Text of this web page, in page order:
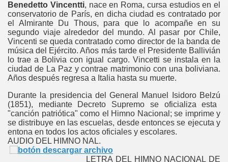
Benedetto Vincentti, nace en Roma, cursa estudios en el
conservatorio de París, en dicha ciudad es contratado por
el Almirante Du Thous, para que lo acompañe en su
segundo viaje alrededor del mundo. Al pasar por Chile,
Vincenti se queda contratado como director de la banda de
música del Ejército. Años más tarde el Presidente Ballivián
lo trae a Bolivia con igual cargo. Vincetti se instala en la
ciudad de La Paz y contrae matrimonio con una boliviana.
Años después regresa a Italia hasta su muerte.
Durante la presidencia delGeneral Manuel Isidoro Belzú
(1851), mediante Decreto Supremo se oficializa esta
"canción patriótica" como el Himno Nacional; se imprime y
se distribuye en las escuelas, desde entonces se ejecuta y
entona en todos los actos oficiales y escolares.
AUDIO DEL HIMNO NAL.
LETRA DEL HIMNO NACIONAL DE